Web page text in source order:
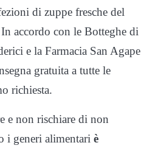
di zuppe fresche del
accordo con le Botteghe di
e la Farmacia San Agape
gratuita a tutte le
richiesta.
e non rischiare di non
i generi alimentari è